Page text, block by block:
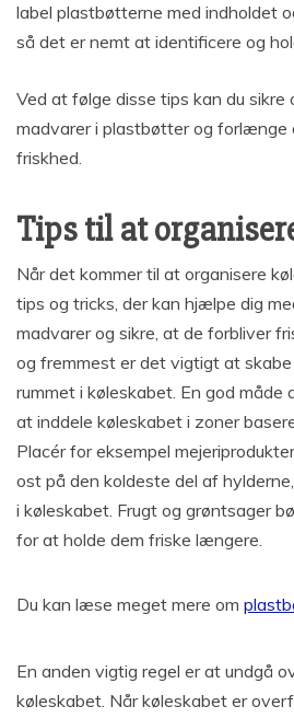
label plastbøtterne med indholdet
så det er nemt at identificere og
Ved at følge disse tips kan du
madvarer i plastbøtter og forlænge
friskhed.
Tips til at
Når det kommer til at organisere
tips og tricks, der kan hjælpe dig
madvarer og sikre, at de forbliver
og fremmest er det vigtigt at
rummet i køleskabet. En god måde
at inddele køleskabet i zoner
Placér for eksempel
ost på den koldeste del af
i køleskabet. Frugt og grøntsager
for at holde dem friske længere.
Du kan læse meget mere om
En anden vigtig regel er at undgå
køleskabet. Når køleskabet er